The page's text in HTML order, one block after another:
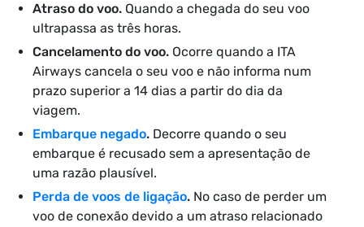
Atraso do voo. Quando a chegada do seu voo
ultrapassa as três horas.
Cancelamento do voo. Ocorre quando a ITA
Airways cancela o seu voo e não informa num
prazo superior a 14 dias a partir do dia da
viagem.
Embarque negado. Decorre quando o seu
embarque é recusado sem a apresentação de
uma razão plausível.
Perda de voos de ligação. No caso de perder um
voo de conexão devido a um atraso relacionado